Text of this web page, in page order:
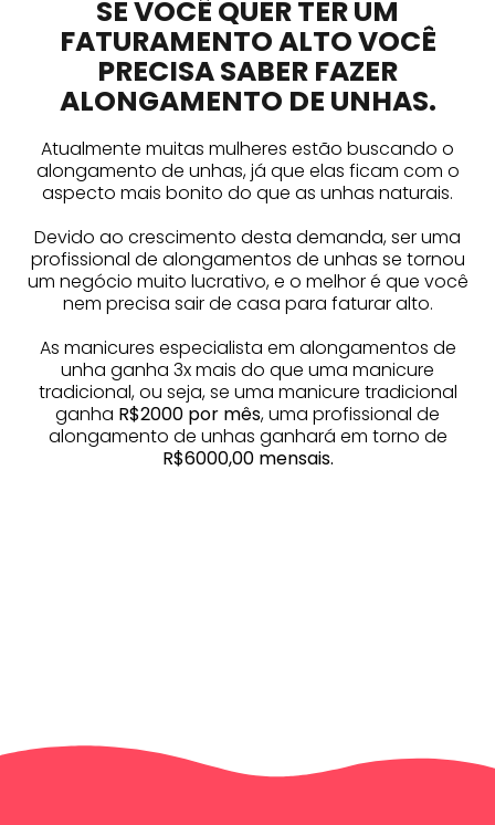
SE VOCÊ QUER TER UM
FATURAMENTO ALTO VOCÊ
PRECISA SABER FAZER
ALONGAMENTO DE UNHAS.
Atualmente muitas mulheres estão buscando o
alongamento de unhas, já que elas ficam com o
aspecto mais bonito do que as unhas naturais.
Devido ao crescimento desta demanda, ser uma
profissional de alongamentos de unhas se tornou
um negócio muito lucrativo, e o melhor é que você
nem precisa sair de casa para faturar alto.
As manicures especialista em alongamentos de
unha ganha 3x mais do que uma manicure
tradicional, ou seja, se uma manicure tradicional
ganha R$2000 por mês, uma profissional de
alongamento de unhas ganhará em torno de
R$6000,00 mensais.